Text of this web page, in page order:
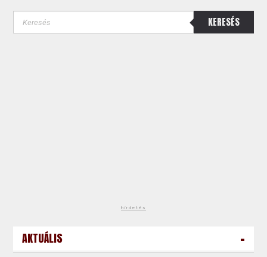
KERESÉS
hirdetés
AKTUÁLIS -